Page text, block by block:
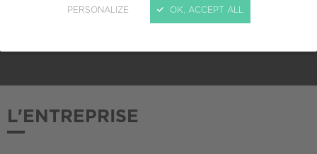
PERSONALIZE OK, ACCEPT ALL
L'ENTREPRISE